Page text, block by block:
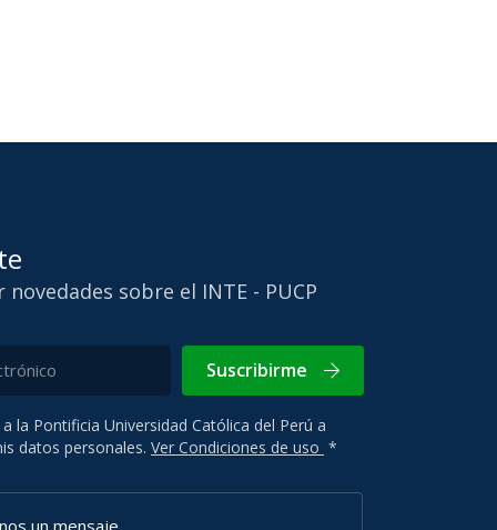
novedades sobre el INTE - PUCP
Suscribirme
la Pontificia Universidad Católica del Perú a
datos personales.Ver Condiciones de uso *